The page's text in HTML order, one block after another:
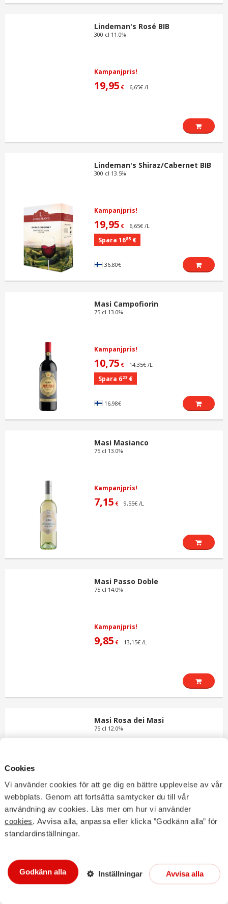
Cookies
Vi använder cookies för att ge dig en bättre upplevelse av vår
webbplats. Genom att fortsätta samtycker du till vår
användning av cookies. Läs mer om hur vi använder
cookies. Avvisa alla, anpassa eller klicka ”Godkänn alla” för
standardinställningar.
Godkänn alla Inställningar Avvisa alla
Lindeman's Rosé BIB
300 cl 11.0%
Kampanjpris!
19,95 € 6,65€ /L
Lindeman's Shiraz/Cabernet BIB
300 cl 13.5%
Kampanjpris!
19,95 € 6,65€ /L
Spara 1685 €
36,80€
Masi Campofiorin
75 cl 13.0%
Kampanjpris!
10,75 € 14,35€ /L
Spara 623 €
16,98€
Masi Masianco
75 cl 13.0%
Kampanjpris!
7,15 € 9,55€ /L
Masi Passo Doble
75 cl 14.0%
Kampanjpris!
9,85 € 13,15€ /L
Masi Rosa dei Masi
75 cl 12.0%
9,95 € 13,25€ /L